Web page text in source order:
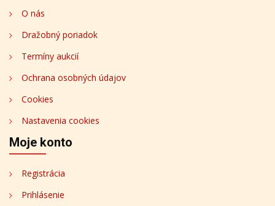
O nás
Dražobný poriadok
Termíny aukcií
Ochrana osobných údajov
Cookies
Nastavenia cookies
Moje konto
Registrácia
Prihlásenie